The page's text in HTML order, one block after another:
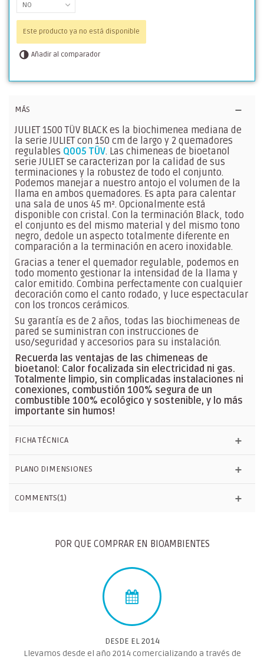
NO
Este producto ya no está disponible
Añadir al comparador
MÁS
JULIET 1500 TÜV BLACK es la biochimenea mediana de
la serie JULIET con 150 cm de largo y 2 quemadores
regulables Q005 TÜV. Las chimeneas de bioetanol
serie JULIET se caracterizan por la calidad de sus
terminaciones y la robustez de todo el conjunto.
Podemos manejar a nuestro antojo el volumen de la
llama en ambos quemadores. Es apta para calentar
una sala de unos 45 m². Opcionalmente está
disponible con cristal. Con la terminación Black, todo
el conjunto es del mismo material y del mismo tono
negro, dedole un aspecto totalmente diferente en
comparación a la terminación en acero inoxidable.
Gracias a tener el quemador regulable, podemos en
todo momento gestionar la intensidad de la llama y
calor emitido. Combina perfectamente con cualquier
decoración como el canto rodado, y luce espectacular
con los troncos cerámicos.
Su garantía es de 2 años, todas las biochimeneas de
pared se suministran con instrucciones de
uso/seguridad y accesorios para su instalación.
Recuerda las ventajas de las chimeneas de
bioetanol: Calor focalizada sin electricidad ni gas.
Totalmente limpio, sin complicadas instalaciones ni
conexiones, combustión 100% segura de un
combustible 100% ecológico y sostenible, y lo más
importante sin humos!
FICHA TÉCNICA
PLANO DIMENSIONES
COMMENTS(1)
POR QUE COMPRAR EN BIOAMBIENTES
DESDE EL 2014
Llevamos desde el año 2014 comercializando a través de